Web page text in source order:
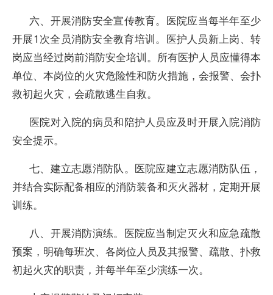
六、开展消防安全宣传教育。医院应当每半年至少
开展1次全员消防安全教育培训。医护人员新上岗、转
岗应当经过岗前消防安全培训。所有医护人员应懂得本
单位、本岗位的火灾危险性和防火措施，会报警、会扑
救初起火灾，会疏散逃生自救。
医院对入院的病员和陪护人员应及时开展入院消防
安全提示。
七、建立志愿消防队。医院应建立志愿消防队伍，
并结合实际配备相应的消防装备和灭火器材，定期开展
训练。
八、开展消防演练。医院应当制定灭火和应急疏散
预案，明确每班次、各岗位人员及其报警、疏散、扑救
初起火灾的职责，并每半年至少演练一次。